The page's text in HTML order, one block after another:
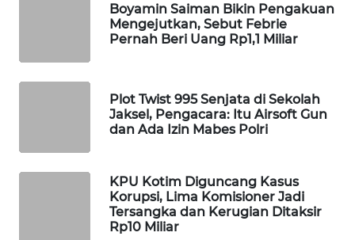
Boyamin Saiman Bikin Pengakuan
Mengejutkan, Sebut Febrie
Pernah Beri Uang Rp1,1 Miliar
Plot Twist 995 Senjata di Sekolah
Jaksel, Pengacara: Itu Airsoft Gun
dan Ada Izin Mabes Polri
KPU Kotim Diguncang Kasus
Korupsi, Lima Komisioner Jadi
Tersangka dan Kerugian Ditaksir
Rp10 Miliar
Wahana
MASYARAKAT